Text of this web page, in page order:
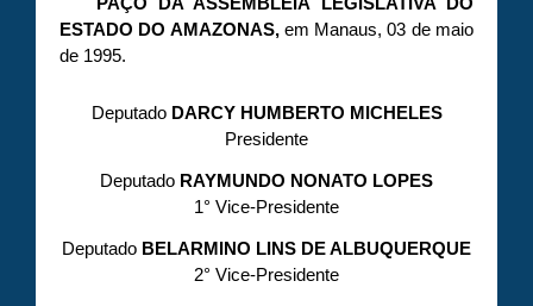
ESTADO DO AMAZONAS,em Manaus, 03 de maio
de 1995.
Deputado DARCY HUMBERTO MICHELES
Presidente
Deputado RAYMUNDO NONATO LOPES
1° Vice-Presidente
Deputado BELARMINO LINS DE ALBUQUERQUE
2° Vice-Presidente